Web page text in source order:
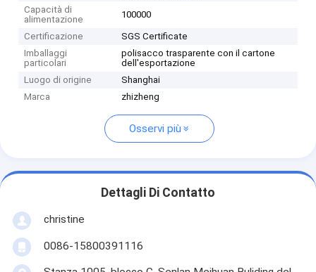
Capacità di
alimentazione
100000
Certificazione
SGS Certificate
Imballaggi
particolari
polisacco trasparente con il cartone
dell'esportazione
Luogo di origine
Shanghai
Marca
zhizheng
Osservi più
Dettagli Di Contatto
christine
0086-15800391116